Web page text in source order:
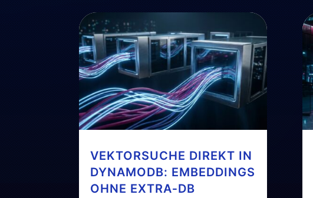
VEKTORSUCHE DIREKT IN
DYNAMODB: EMBEDDINGS
OHNE EXTRA‑DB